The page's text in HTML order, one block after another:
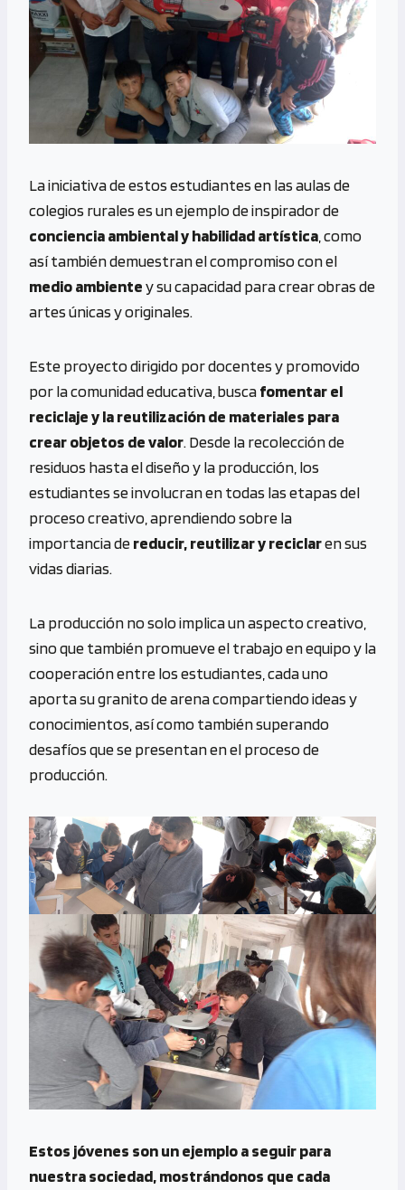
La iniciativa de estos estudiantes en las aulas de
colegios rurales es un ejemplo de inspirador de
conciencia ambiental y habilidad artística , como
así también demuestran el compromiso con el
medio ambientey su capacidad para crear obras de
artes únicas y originales.
Este proyecto dirigido por docentes y promovido
por la comunidad educativa, buscafomentar el
reciclaje y la reutilización de materiales para
crear objetos de valor. Desde la recolección de
residuos hasta el diseño y la producción, los
estudiantes se involucran en todas las etapas del
proceso creativo, aprendiendo sobre la
importancia dereducir, reutilizar y reciclaren sus
vidas diarias.
La producción no solo implica un aspecto creativo,
sino que también promueve el trabajo en equipo y la
cooperación entre los estudiantes, cada uno
aporta su granito de arena compartiendo ideas y
conocimientos, así como también superando
desafíos que se presentan en el proceso de
producción.
Estos jóvenes son un ejemplo a seguir para
nuestra sociedad, mostrándonos que cada